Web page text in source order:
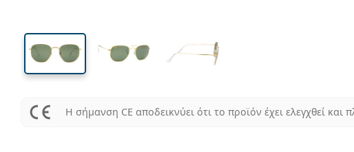
Η σήμανση CE αποδεικνύει ότι το προϊόν έχει ελεγχθεί και